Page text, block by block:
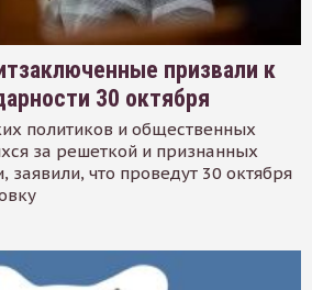
призвали к
30 октября
политиков и общественных
за решеткой и признанных
что проведут 30 октября